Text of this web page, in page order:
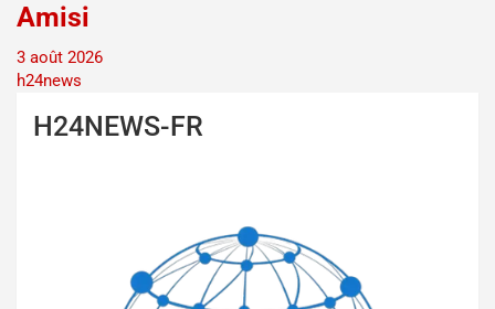
Amisi
3 août 2026
h24news
H24NEWS-FR